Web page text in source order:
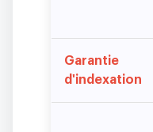
Garantie
d'indexation